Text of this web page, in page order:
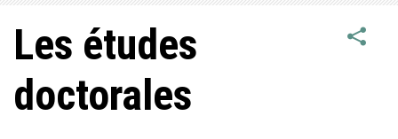
Les études
doctorales